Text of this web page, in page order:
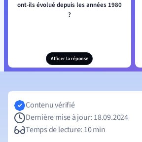
ont-ils évolué depuis les années 1980
?
Afficer la réponse
Contenu vérifié
Dernière mise à jour: 18.09.2024
Temps de lecture: 10 min